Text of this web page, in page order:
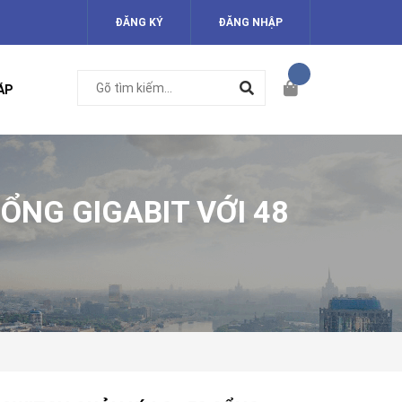
ĐĂNG KÝ ĐĂNG NHẬP
GIGABIT VỚI 48